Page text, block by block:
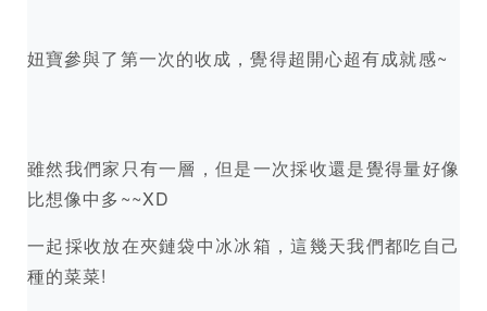
妞寶參與了第一次的收成，覺得超開心超有成就感~
雖然我們家只有一層，但是一次採收還是覺得量好像
比想像中多~~XD
一起採收放在夾鏈袋中冰冰箱，這幾天我們都吃自己
種的菜菜!